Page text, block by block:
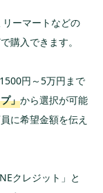
ーマートなどの
購入できます。
円～5万円まで
」から選択が可能
に希望金額を伝え
クレジット」と